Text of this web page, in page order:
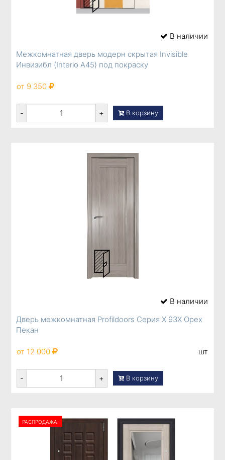
В наличии
Межкомнатная дверь модерн скрытая Invisible
Инвизибл (Interio A45) под покраску
от 9 350
- + В корзину
В наличии
Дверь межкомнатная Profildoors Серия X 93X Орех
Пекан
от 12 000 шт
- + В корзину
РАСПРОДАЖА!